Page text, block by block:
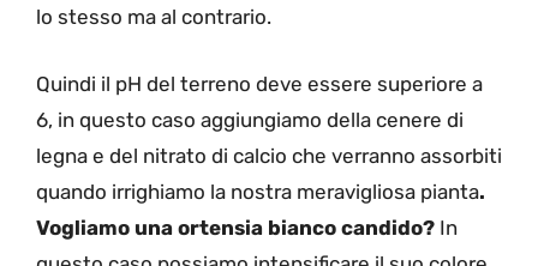
lo stesso ma al contrario.
Quindi il pH del terreno deve essere superiore a
6, in questo caso aggiungiamo della cenere di
legna e del nitrato di calcio che verranno assorbiti
quando irrighiamo la nostra meravigliosa pianta.
Vogliamo una ortensia bianco candido? In